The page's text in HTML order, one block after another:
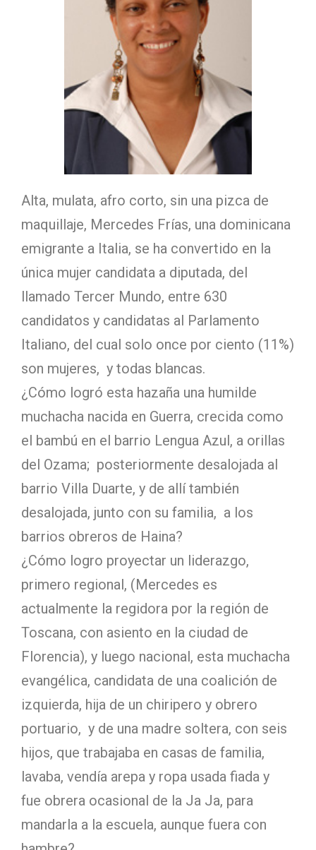
Alta, mulata, afro corto, sin una pizca de
maquillaje, Mercedes Frías, una dominicana
emigrante a Italia, se ha convertido en la
única mujer candidata a diputada, del
llamado Tercer Mundo, entre 630
candidatos y candidatas al Parlamento
Italiano, del cual solo once por ciento (11%)
son mujeres, y todas blancas.
¿Cómo logró esta hazaña una humilde
muchacha nacida en Guerra, crecida como
el bambú en el barrio Lengua Azul, a orillas
del Ozama; posteriormente desalojada al
barrio Villa Duarte, y de allí también
desalojada, junto con su familia, a los
barrios obreros de Haina?
¿Cómo logro proyectar un liderazgo,
primero regional, (Mercedes es
actualmente la regidora por la región de
Toscana, con asiento en la ciudad de
Florencia), y luego nacional, esta muchacha
evangélica, candidata de una coalición de
izquierda, hija de un chiripero y obrero
portuario, y de una madre soltera, con seis
hijos, que trabajaba en casas de familia,
lavaba, vendía arepa y ropa usada fiada y
fue obrera ocasional de la Ja Ja, para
mandarla a la escuela, aunque fuera con